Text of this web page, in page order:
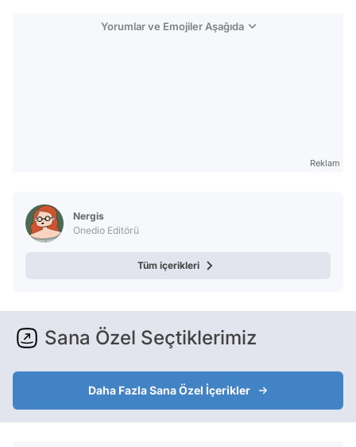
Yorumlar ve Emojiler Aşağıda
Reklam
Nergis
Onedio Editörü
Tüm içerikleri
Sana Özel Seçtiklerimiz
Daha Fazla Sana Özel İçerikler